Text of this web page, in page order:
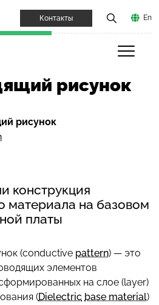
Контакты En
рисунок
рисунок
конструкция
материала на базовом
платы
(conductive pattern) — это
элементов
на слое (layer)
(Dielectric base material)